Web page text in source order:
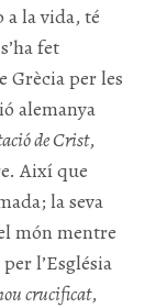
la vida, té
fet
Grècia per les
alemanya
de Crist,
Així que
la seva
món mentre
l’Església
crucificat,